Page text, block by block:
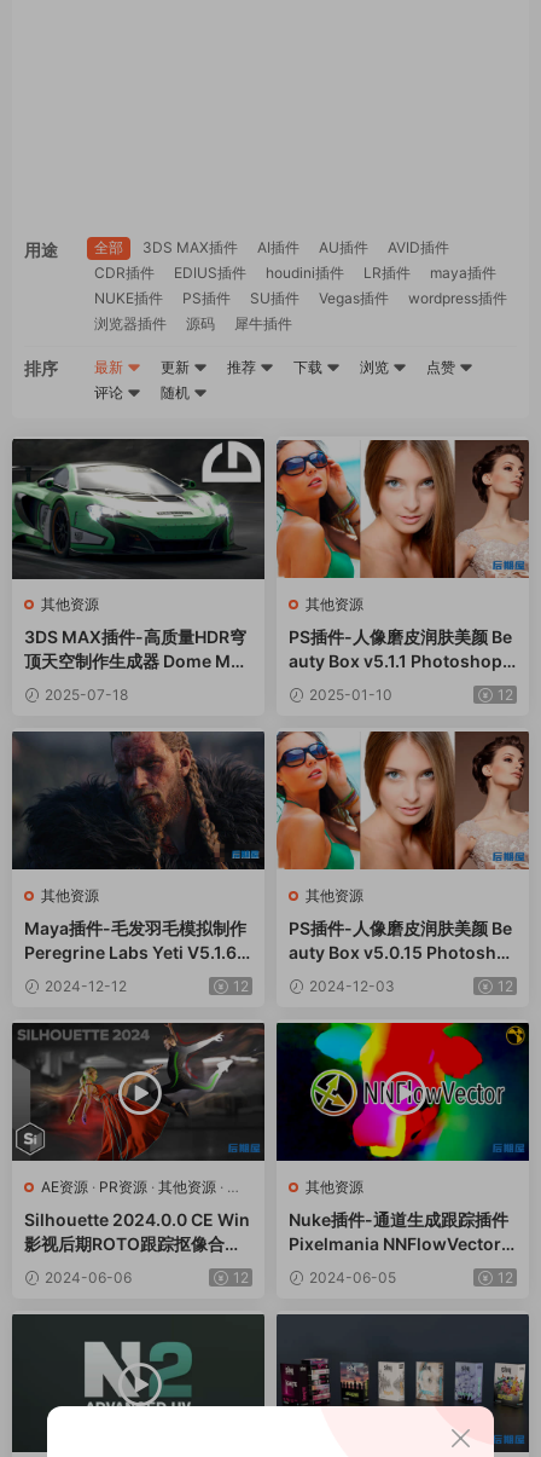
用途 全部 3DS MAX插件 AI插件 AU插件
AVID插件
CDR插件
EDIUS插件 houdini插件 LR插件
maya插件
NUKE插件
PS插件 SU插件 Vegas插件
wordpress插件
浏览器插件
源码 犀牛插件
排序 最新 更新 推荐 下载 浏览
点赞
评论
随机
其他资源
3DS MAX插件-高质量HDR穹
顶天空制作生成器 Dome Mak
er v1.0
2025-07-18
其他资源
PS插件-人像磨皮润肤美颜 Be
auty Box v5.1.1 Photoshop
Win2025-01-10 12
其他资源
Maya插件-毛发羽毛模拟制作
Peregrine Labs Yeti V5.1.6
Win2024-12-12 12
其他资源
PS插件-人像磨皮润肤美颜 Be
auty Box v5.0.15 Photosho
p Win2024-12-03 12
AE资源 · PR资源 · 其他资源 · 达
芬奇资源
Silhouette 2024.0.0 CE Win
影视后期ROTO跟踪抠像合成
软件AE/PR/达芬奇/VEGAS/O
FX插件
2024-06-06 12
其他资源
Nuke插件-通道生成跟踪插件
Pixelmania NNFlowVector V
2.2.1 Win
2024-06-05 12